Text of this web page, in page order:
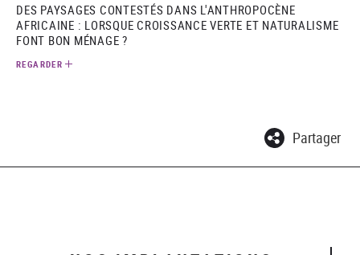
DES PAYSAGES CONTESTÉS DANS L'ANTHROPOCÈNE
AFRICAINE : LORSQUE CROISSANCE VERTE ET NATURALISME
FONT BON MÉNAGE ?
REGARDER
Partager